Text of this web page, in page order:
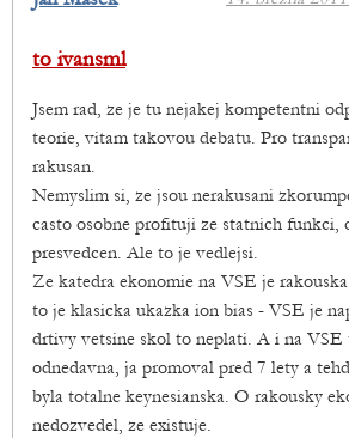
to ivansml
Jsem rad, ze je tu nejakej kompetentni
teorie, vitam takovou debatu. Pro
rakusan.
Nemyslim si, ze jsou nerakusani
casto osobne profituji ze statnich funkci,
presvedcen. Ale to je vedlejsi.
Ze katedra ekonomie na VSE je
to je klasicka ukazka ion bias - VSE je
drtivy vetsine skol to neplati. A i na VSE
odnedavna, ja promoval pred 7 lety a
byla totalne keynesianska. O rakousky
nedozvedel, ze existuje.